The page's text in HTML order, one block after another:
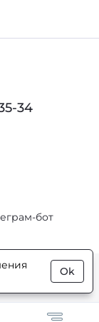
34
бот
и
Ok